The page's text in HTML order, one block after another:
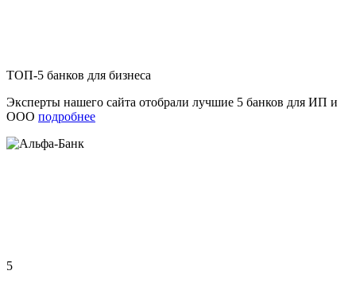
ТОП-5 банков для бизнеса
Эксперты нашего сайта отобрали лучшие 5 банков для ИП и
ООО подробнее
5